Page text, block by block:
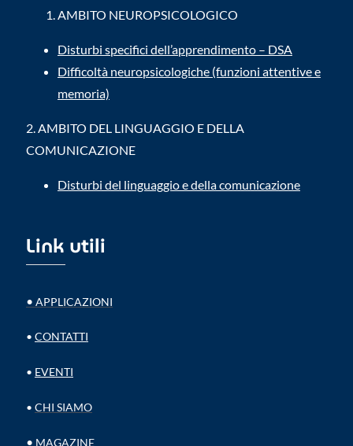
AMBITO NEUROPSICOLOGICO
Disturbi specifici dell’apprendimento – DSA
Difficoltà neuropsicologiche (funzioni attentive e
memoria)
2.AMBITO DEL LINGUAGGIO E DELLA
COMUNICAZIONE
Disturbi del linguaggio e della comunicazione
Link utili
• APPLICAZIONI
• CONTATTI
• EVENTI
• CHI SIAMO
• MAGAZINE